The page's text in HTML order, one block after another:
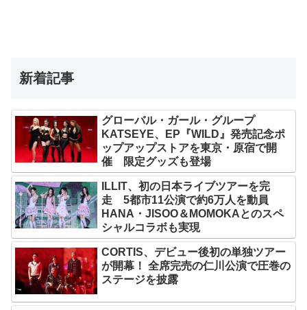
新着記事
グローバル・ガール・グループ
KATSEYE、EP『WILD』発売記念ポ
ップアップストアを東京・原宿で開
催 限定グッズも登場
ILLIT、初の日本ライブツアーを完
走 5都市11公演で約6万人を動員
HANA・JISOO＆MOMOKAとのスペ
シャルコラボも実現
CORTIS、デビュー後初の単独ツアー
が開幕！ 全席完売の仁川公演で圧巻の
ステージを披露